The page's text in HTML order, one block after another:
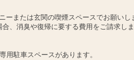
ーまたは玄関の喫煙スペースでお願いし
、消臭や復帰に要する費用をご請求しま
用駐車スペースがあります。